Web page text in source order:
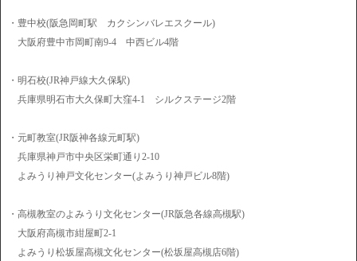
・豊中校(阪急岡町駅 カクシンバレエスクール)
大阪府豊中市岡町南9-4 中西ビル4階
・明石校(JR神戸線大久保駅)
兵庫県明石市大久保町大窪4-1 シルクステージ2階
・元町教室(JR阪神各線元町駅)
兵庫県神戸市中央区栄町通り2-10
よみうり神戸文化センター(よみうり神戸ビル8階)
・高槻教室のよみうり文化センター(JR阪急各線高槻駅)
大阪府高槻市紺屋町2-1
よみうり松坂屋高槻文化センター(松坂屋高槻店6階)